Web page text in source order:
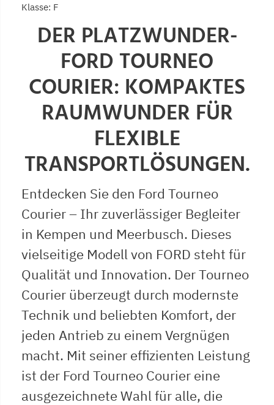
Klasse: F
DER PLATZWUNDER-
FORD TOURNEO
COURIER: KOMPAKTES
RAUMWUNDER FÜR
FLEXIBLE
TRANSPORTLÖSUNGEN.
Entdecken Sie den Ford Tourneo
Courier – Ihr zuverlässiger Begleiter
in Kempen und Meerbusch. Dieses
vielseitige Modell von FORD steht für
Qualität und Innovation. Der Tourneo
Courier überzeugt durch modernste
Technik und beliebten Komfort, der
jeden Antrieb zu einem Vergnügen
macht. Mit seiner effizienten Leistung
ist der Ford Tourneo Courier eine
ausgezeichnete Wahl für alle, die